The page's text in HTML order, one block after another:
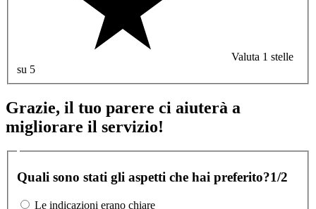
Valuta 1 stelle
su 5
Grazie, il tuo parere ci aiuterà a
migliorare il servizio!
Quali sono stati gli aspetti che hai preferito?1/2
Le indicazioni erano chiare